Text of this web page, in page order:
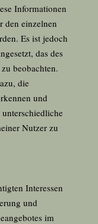
Informationen
den einzelnen
Es ist jedoch
das des
beobachten.
die
und
Nutzer zu
Interessen
und
im